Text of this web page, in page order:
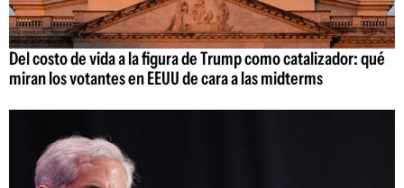
Del costo de vida a la figura de Trump como catalizador: qué
miran los votantes en EEUU de cara a las midterms